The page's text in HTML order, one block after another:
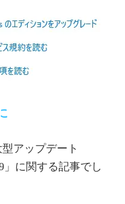
アップデート
」に関する記事でし